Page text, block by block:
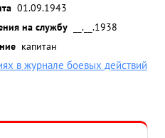
01.09.1943
на службу
__.__.1938
капитан
в журнале боевых действий